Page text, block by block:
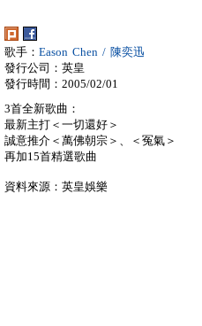
歌手： Eason Chen / 陳奕迅
發行公司：英皇
發行時間：2005/02/01
3首全新歌曲：
最新主打＜一切還好＞
誠意推介＜萬佛朝宗＞、＜冤氣＞
再加15首精選歌曲
資料來源：英皇娛樂